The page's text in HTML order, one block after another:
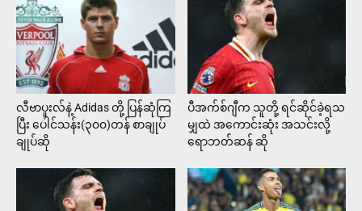
လီဗာပူးလ်နဲ့ Adidas တို့ ပြန်ဆုံကြ
ပြီး ပေါင်သန်း(၃၀၀)တန် စာချုပ်
ချုပ်ဆို
ပီအက်စ်ဂျီက သူတို့ ရင်ဆိုင်ခဲ့ရသ
မျှထဲ အကောင်းဆုံး အသင်းလို့
ရောဘတ်ဆန် ဆို